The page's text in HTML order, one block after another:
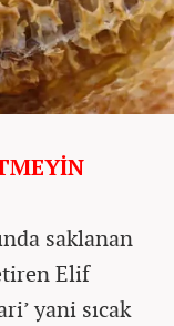
saklanan
Elif
yani sıcak